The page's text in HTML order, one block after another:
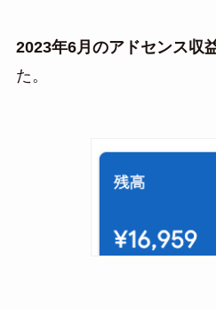
2023年6月のアドセンス収
た。